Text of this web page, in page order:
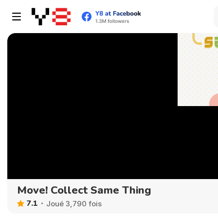
Move! Collect Same Thing
7.1 Joué 3,790 fois